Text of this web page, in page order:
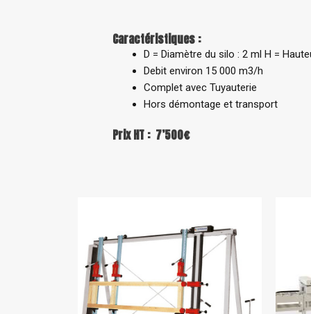
Caractéristiques :
D = Diamètre du silo : 2 ml H =
Debit environ 15 000 m3/h
Complet avec Tuyauterie
Hors démontage et transport
Prix HT : 7’500€